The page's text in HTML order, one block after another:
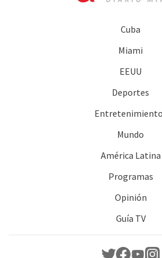
Cuba
Miami
EEUU
Deportes
Mundo
América Latina
Programas
Opinión
Guía TV